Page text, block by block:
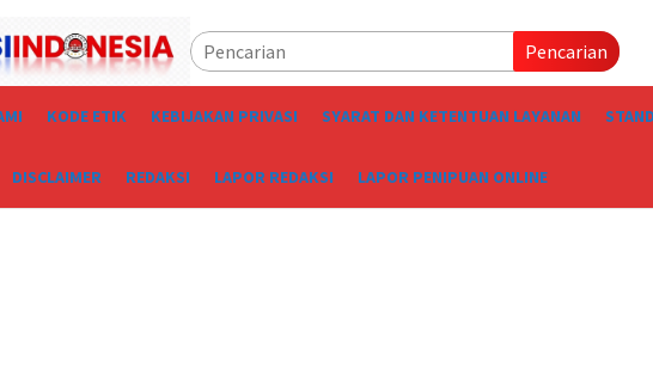
Pencarian
KODE ETIK KEBIJAKAN PRIVASI SYARAT DAN KETENTUAN LAYANAN
DISCLAIMER REDAKSI LAPOR REDAKSI LAPOR PENIPUAN ONLINE